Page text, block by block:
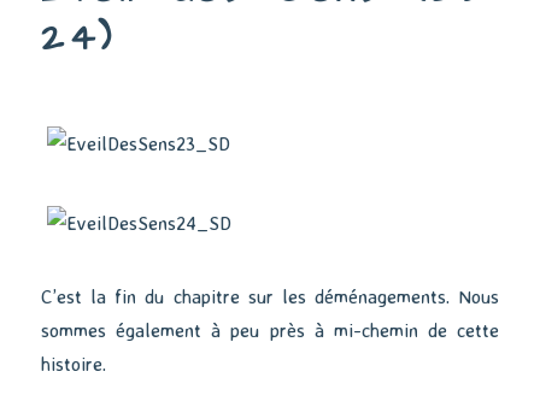
24)
C’est la fin du chapitre sur les déménagements. Nous
sommes également à peu près à mi-chemin de cette
histoire.